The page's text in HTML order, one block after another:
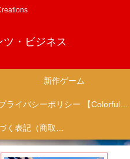
ツ・ビジネス
新作ゲーム
プライバシーポリシー 【Colorful Creation】
特定商取引法に基づく表記（商取引に関する開示）